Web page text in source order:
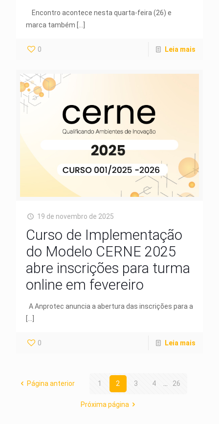
Encontro acontece nesta quarta-feira (26) e
marca também
0 Leia mais
19 de novembro de 2025
Curso de Implementação
do Modelo CERNE 2025
abre inscrições para turma
online em fevereiro
A Anprotec anuncia a abertura das inscrições para a
0 Leia mais
Página anterior 1 2 3 4 26
Próxima página